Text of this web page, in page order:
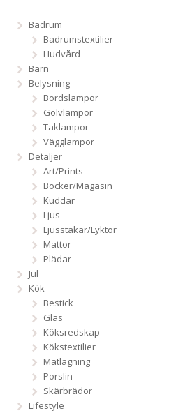
Badrum
Badrumstextilier
Hudvård
Barn
Belysning
Bordslampor
Golvlampor
Taklampor
Vägglampor
Detaljer
Art/Prints
Böcker/Magasin
Kuddar
Ljus
Ljusstakar/Lyktor
Mattor
Plädar
Jul
Kök
Bestick
Glas
Köksredskap
Kökstextilier
Matlagning
Porslin
Skärbrädor
Lifestyle